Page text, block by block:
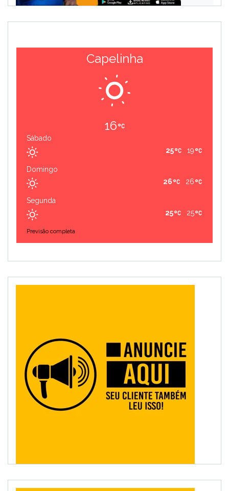
Capelinha
16
Sábado
19
25
Domingo
26
26
Segunda
25
25
Previsão completa